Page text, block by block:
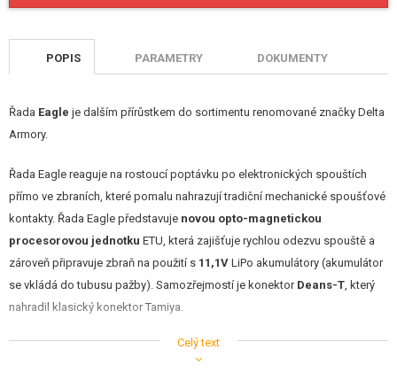
OUTDOOR A BUSHCRAFT
JÍDLO
REKLAMNÍ PŘEDMĚTY
NOVINKY
POPIS PARAMETRY DOKUMENTY
Řada Eagle je dalším přírůstkem do sortimentu renomované značky Delta
Armory.
Řada Eagle reaguje na rostoucí poptávku po elektronických spouštích
přímo ve zbraních, které pomalu nahrazují tradiční mechanické spoušťové
kontakty. Řada Eagle představuje novou opto-magnetickou
procesorovou jednotku ETU, která zajišťuje rychlou odezvu spouště a
zároveň připravuje zbraň na použití s 11,1V LiPo akumulátory (akumulátor
se vkládá do tubusu pažby). Samozřejmostí je konektor Deans-T, který
nahradil klasický konektor Tamiya.
Jak se již stalo zvykem, Delta Armory dodává výrobky, které mají vynikající
Celý text